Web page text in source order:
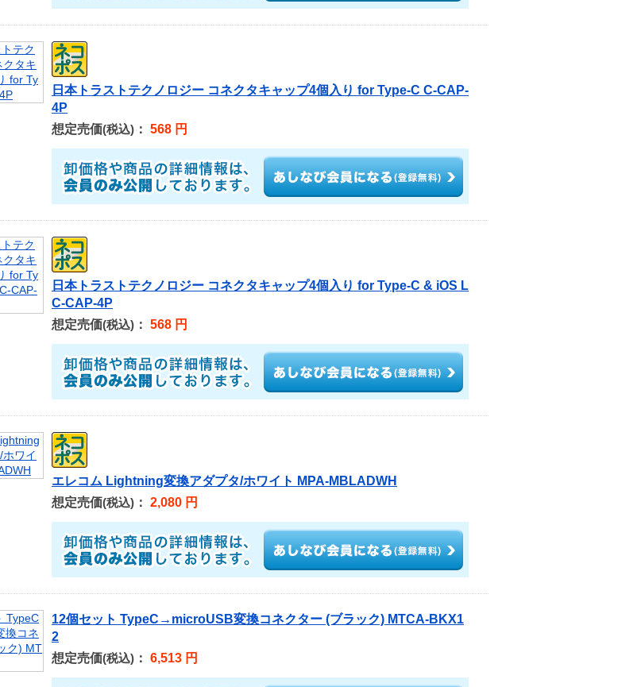
日本トラストテクノロジー コネクタキャップ4個入り for Type-C C-CAP-
4P
想定売価(税込) ： 568 円
日本トラストテクノロジー コネクタキャップ4個入り for Type-C & iOS L
C-CAP-4P
想定売価(税込) ： 568 円
エレコム Lightning変換アダプタ/ホワイト MPA-MBLADWH
想定売価(税込) ： 2,080 円
12個セット TypeC→microUSB変換コネクター (ブラック) MTCA-BKX1
2
想定売価(税込) ： 6,513 円